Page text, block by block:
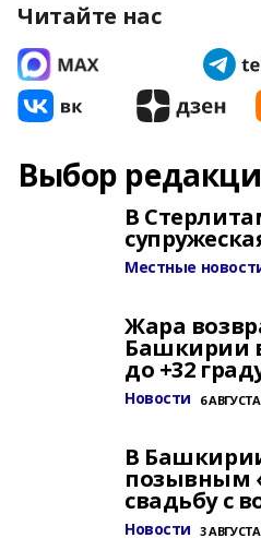
Читайте нас
Выбор
В
Местные
Жара
Башкирии
до +32
Новости 6 АВГУСТА
В
позывным
свадьбу с
Новости 3 АВГУСТА